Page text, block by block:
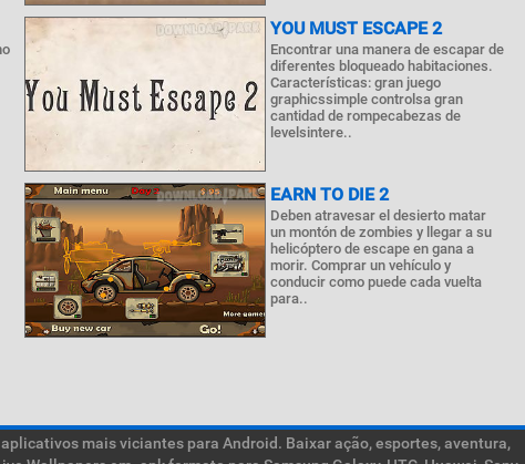
YOU MUST ESCAPE 2
Encontrar una manera de escapar de
diferentes bloqueado habitaciones.
Características: gran juego
graphicssimple controlsa gran
cantidad de rompecabezas de
levelsintere..
EARN TO DIE 2
Deben atravesar el desierto matar
un montón de zombies y llegar a su
helicóptero de escape en gana a
morir. Comprar un vehículo y
conducir como puede cada vuelta
para..
mais viciantes para Android. Baixar ação, esportes, aventura,